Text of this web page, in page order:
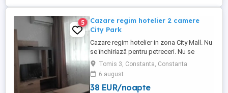
5
Cazare regim hotelier 2 camere
City Park
Cazare regim hotelier in zona City Mall. Nu
se închiriază pentru petreceri. Nu se
primesc escorte Pana în 3 zile - 250 lei
Peste 3 zile - 200 lei Iulie și august- 300 lei
Apartamentul este complet mobilat si
utilat modern si foarte curat, totul nou.
Tomis 3, Constanta, Constanta
6 august
38 EUR/noapte